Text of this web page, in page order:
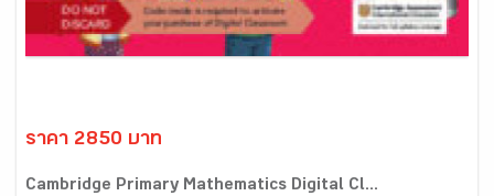
ราคา 2850 บาท
Cambridge Primary Mathematics Digital Cl...